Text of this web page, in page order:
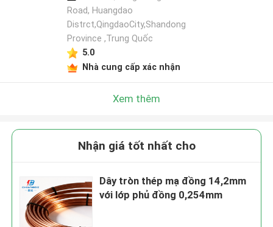
Road, Huangdao
Distrct,QingdaoCity,Shandong
Province ,Trung Quốc
5.0
Nhà cung cấp xác nhận
Xem thêm
Nhận giá tốt nhất cho
Dây tròn thép mạ đồng 14,2mm
với lớp phủ đồng 0,254mm